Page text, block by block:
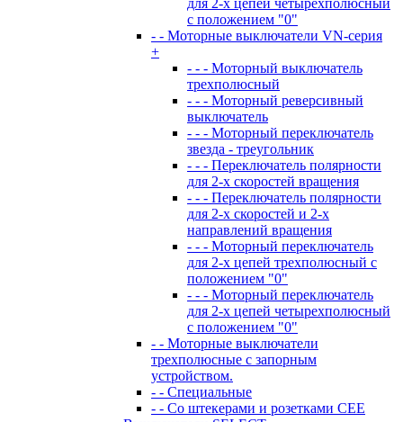
для 2-х цепей четырехполюсный
с положением "0"
- - Моторные выключатели VN-серия
+
- - - Моторный выключатель
трехполюсный
- - - Моторный реверсивный
выключатель
- - - Моторный переключатель
звезда - треугольник
- - - Переключатель полярности
для 2-х скоростей вращения
- - - Переключатель полярности
для 2-х скоростей и 2-х
направлений вращения
- - - Моторный переключатель
для 2-х цепей трехполюсный с
положением "0"
- - - Моторный переключатель
для 2-х цепей четырехполюсный
с положением "0"
- - Моторные выключатели
трехполюсные с запорным
устройством.
- - Специальные
- - Со штекерами и розетками СЕЕ